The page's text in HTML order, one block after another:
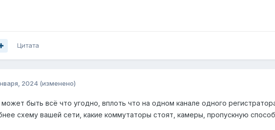
Цитата
2024 (изменено)
может быть всё что угодно, вплоть что на одном канале одного
схему вашей сети, какие коммутаторы стоят, камеры, пропускную